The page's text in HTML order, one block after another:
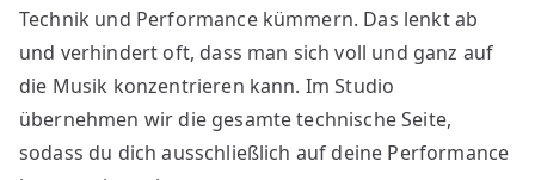
Technik und Performance kümmern. Das lenkt ab
und verhindert oft, dass man sich voll und ganz auf
die Musik konzentrieren kann. Im Studio
übernehmen wir die gesamte technische Seite,
sodass du dich ausschließlich auf deine Performance